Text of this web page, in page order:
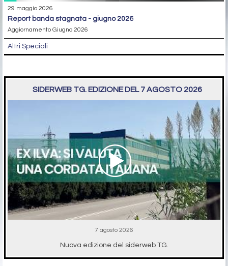
29 maggio 2026
report banda stagnata - giugno 2026
Aggiornamento Giugno 2026
Altri Speciali
SIDERWEB TG. EDIZIONE DEL 7 AGOSTO 2026
7 agosto 2026
Nuova edizione del siderweb TG.